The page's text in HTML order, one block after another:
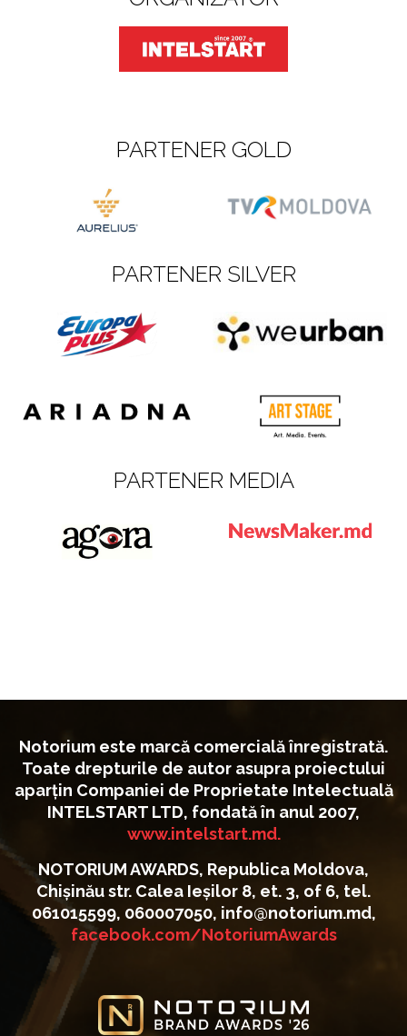
PARTENER GOLD
PARTENER SILVER
PARTENER MEDIA
Notorium este marcă comercială înregistrată.
Toate drepturile de autor asupra proiectului
aparțin Companiei de Proprietate Intelectuală
INTELSTART LTD, fondată în anul 2007,
www.intelstart.md.
NOTORIUM AWARDS, Republica Moldova,
Chișinău str. Calea Ieșilor 8, et. 3, of 6, tel.
061015599, 060007050, info@notorium.md,
facebook.com/NotoriumAwards